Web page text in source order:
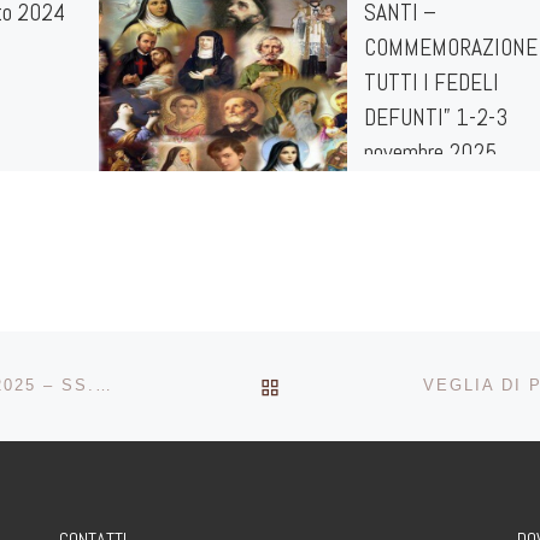
2024
SANTI –
TUTTI I FEDELI
DEFUNTI” 1-2-3
novembre 2025
MEMORIA DI SANTA RITA DA CASCIA – 22 MAGGIO 2025 – SS. MESSE E BENEDIZIONE DELLE ROSE RITORNA ALLA LISTA